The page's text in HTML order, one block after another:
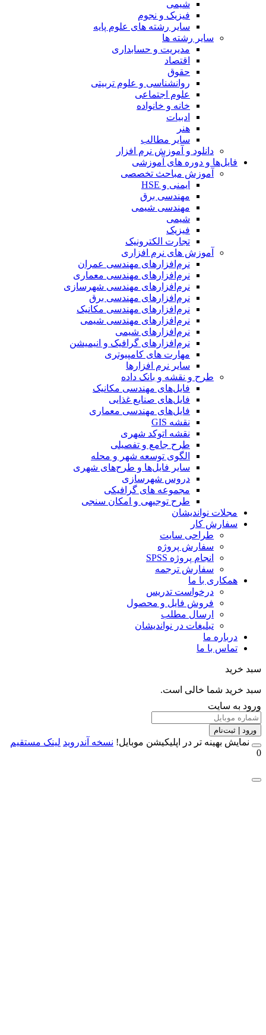
شیمی
فیزیک و نجوم
سایر رشته های علوم پایه
سایر رشته ها
مدیریت و حسابداری
اقتصاد
حقوق
روانشناسی و علوم تربیتی
علوم اجتماعی
خانه و خانواده
ادبیات
هنر
سایر مطالب
دانلود و آموزش نرم افزار
فایل‌ها و دوره های آموزشی
آموزش مباحث تخصصی
ایمنی و HSE
مهندسی برق
مهندسی شیمی
شیمی
فیزیک
تجارت الکترونیک
آموزش های نرم افزاری
نرم‌افزارهای مهندسی عمران
نرم‌افزارهای مهندسی معماری
نرم‌افزارهای مهندسی شهرسازی
نرم‌افزارهای مهندسی برق
نرم‌افزارهای مهندسی مکانیک
نرم‌افزارهای مهندسی شیمی
نرم‌افزارهای شیمی
نرم‌افزارهای گرافیک و انیمیشن
مهارت های کامپیوتری
سایر نرم افزارها
طرح و نقشه و بانک داده
فایل‌های مهندسی مکانیک
فایل‌های صنایع غذایی
فایل‌های مهندسی معماری
نقشه GIS
نقشه اتوکد شهری
طرح جامع و تفصیلی
الگوی توسعه شهر و محله
سایر فایل‌ها و طرح‌های شهری
دروس شهرسازی
مجموعه های گرافیکی
طرح توجیهی و امکان سنجی
مجلات نواندیشان
سفارش کار
طراحی سایت
سفارش پروژه
انجام پروژه SPSS
سفارش ترجمه
همکاری با ما
درخواست تدریس
فروش فایل و محصول
ارسال مطلب
تبلیغات در نواندیشان
درباره ما
تماس با ما
خرید شما خالی است.
به سایت
| ثبت‌نام
بهینه تر در اپلیکیشن موبایل!نسخه آندروید لینک مستقیم